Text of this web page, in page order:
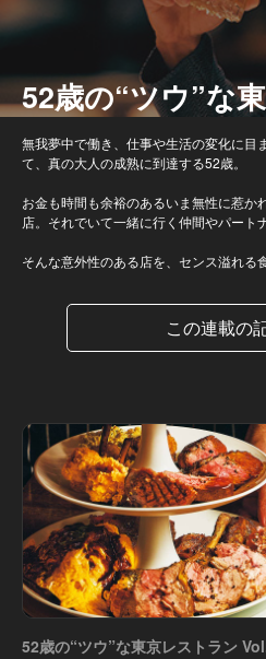
52歳の“ツウ”な
無我夢中で働き、仕事や生活の変化に目
て、真の大人の成熟に到達する52歳。
お金も時間も余裕のあるいま無性に惹か
店。それでいて一緒に行く仲間やパート
そんな意外性のある店を、センス溢れる
この連載の
52歳の“ツウ”な東京レストラン